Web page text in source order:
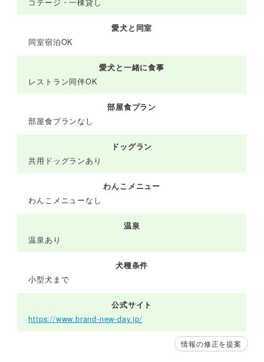
コテージ・一棟貸し
愛犬と同室
同室宿泊OK
愛犬と一緒に食事
レストラン同伴OK
部屋食プラン
部屋食プランなし
ドッグラン
共用ドッグランあり
わんこメニュー
わんこメニューなし
温泉
温泉あり
犬種条件
小型犬まで
公式サイト
https://www.brand-new-day.jp/
情報の修正を提案